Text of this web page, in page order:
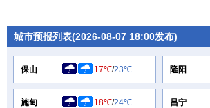
城市预报列表(2026-08-07 18:00发布)
保山 17℃/23℃ 隆阳
施甸 18℃/24℃ 昌宁